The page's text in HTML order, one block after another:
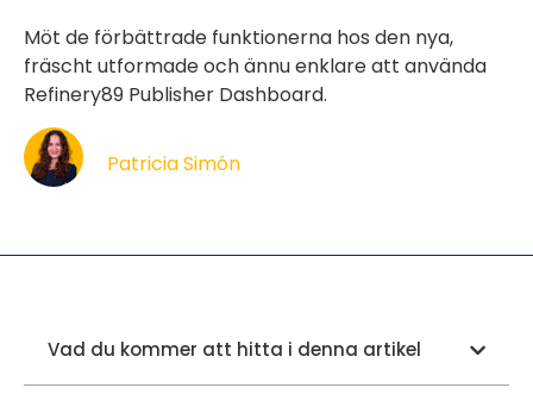
Möt de förbättrade funktionerna hos den nya,
fräscht utformade och ännu enklare att använda
Refinery89 Publisher Dashboard.
Patricia Simón
Vad du kommer att hitta i denna artikel